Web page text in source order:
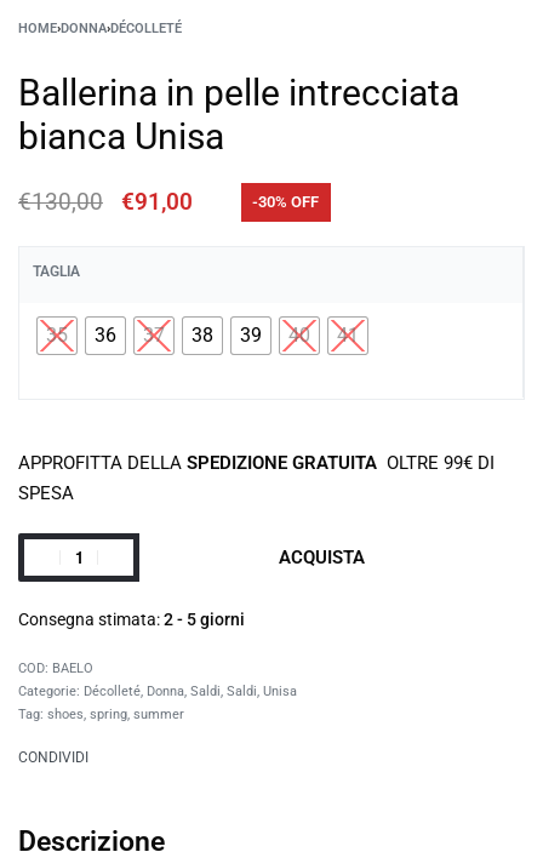
HOME›DONNA›DÉCOLLETÉ
Ballerina in pelle intrecciata
bianca Unisa
€130,00 €91,00 -30% OFF
TAGLIA
35 36 37 38 39 40 41
APPROFITTA DELLA SPEDIZIONE GRATUITA OLTRE 99€ DI
SPESA
ACQUISTA
Consegna stimata:2 - 5 giorni
BAELO
Categorie: Décolleté, Donna, Saldi, Saldi, Unisa
Tag: shoes, spring, summer
CONDIVIDI
Descrizione